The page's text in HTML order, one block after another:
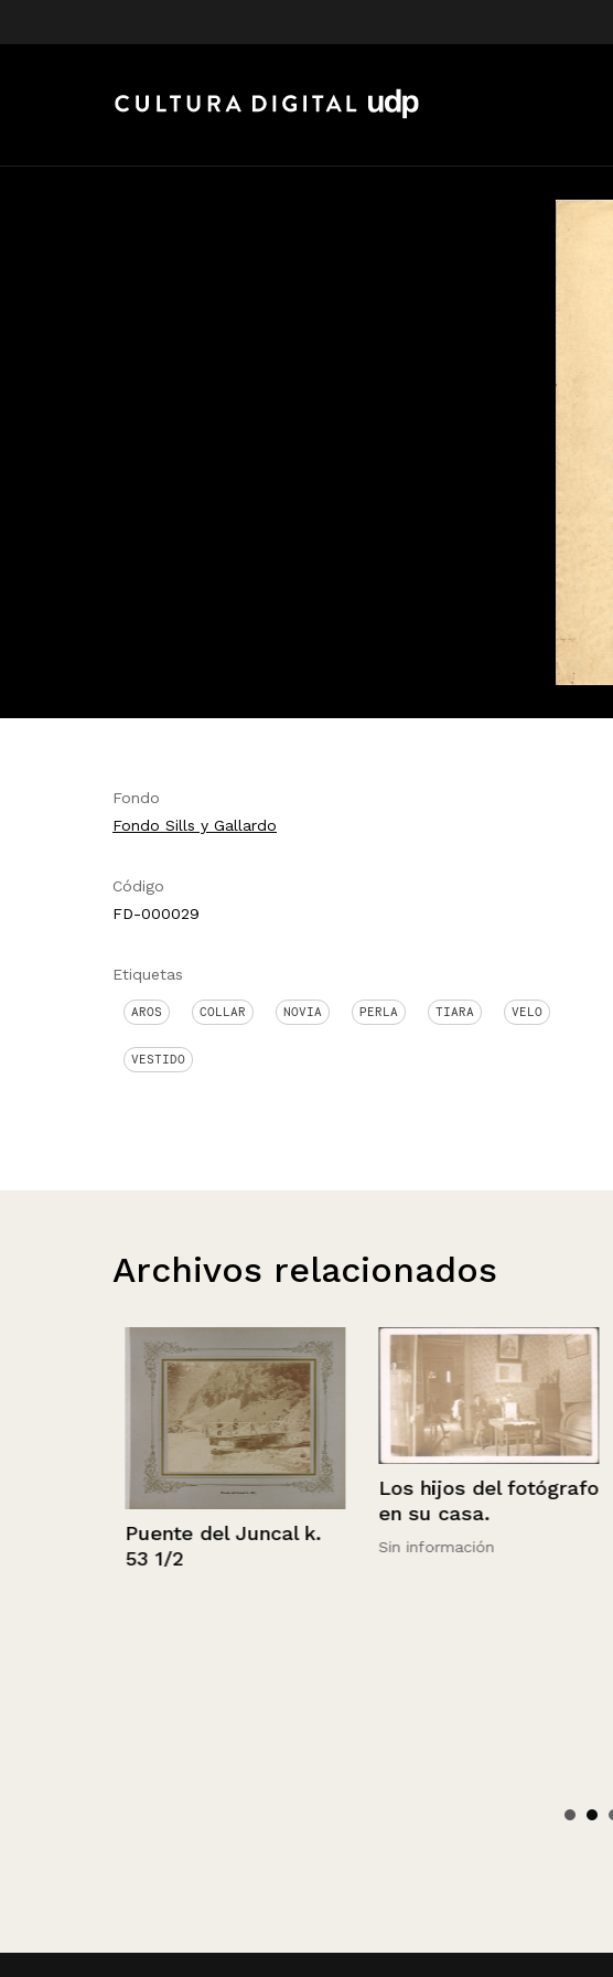
Fondo
Fondo Sills y Gallardo
Código
FD-000029
Etiquetas
AROS COLLAR NOVIA PERLA TIARA VELO
VESTIDO
Archivos relacionados
Puente del Juncal k.
53 1/2
Los hijos del fotógrafo
en su casa.
Sin información